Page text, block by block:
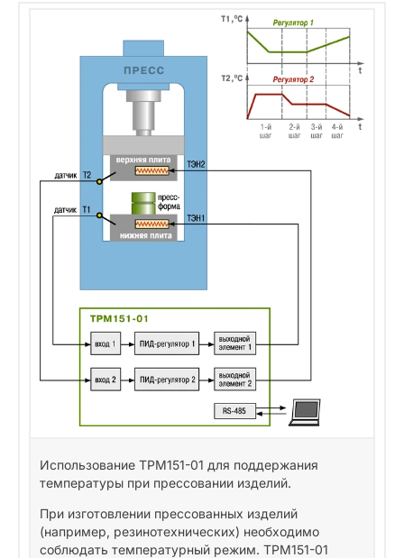
Использование ТРМ151-01 для поддержания
температуры при прессовании изделий.
При изготовлении прессованных изделий
(например, резинотехнических) необходимо
соблюдать температурный режим. ТРМ151-01